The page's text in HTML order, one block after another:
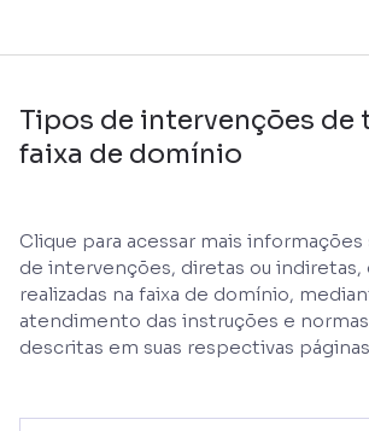
Tipos de intervenções de
faixa de domínio
Clique para acessar mais
de intervenções, diretas ou indiretas,
realizadas na faixa de domínio,
atendimento das instruções e
descritas em suas respectivas